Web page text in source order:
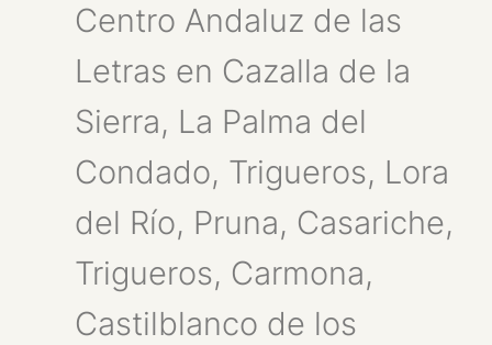
Centro Andaluz de las
Letras en Cazalla de la
Sierra, La Palma del
Condado, Trigueros, Lora
del Río, Pruna, Casariche,
Trigueros, Carmona,
Castilblanco de los